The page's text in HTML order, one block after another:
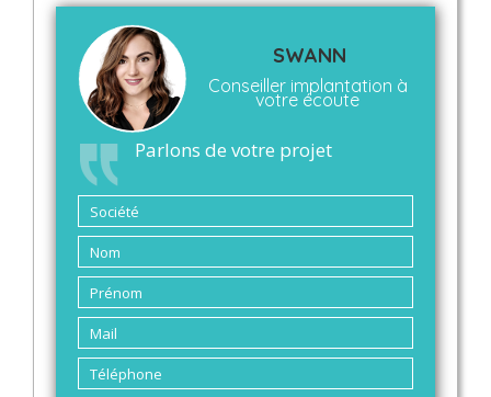
SWANN
Conseiller implantation à
votre écoute
Parlons de votre projet